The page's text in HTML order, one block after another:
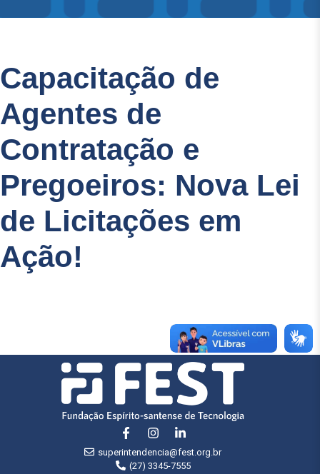
Capacitação de
Agentes de
Contratação e
Pregoeiros: Nova Lei
de Licitações em
Ação!
superintendencia@fest.org.br
(27) 3345-7555